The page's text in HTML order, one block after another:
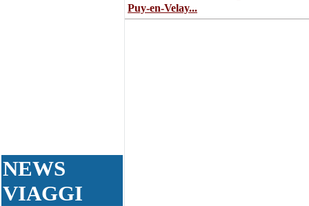
NEWS
VIAGGI
Puy-en-Velay...